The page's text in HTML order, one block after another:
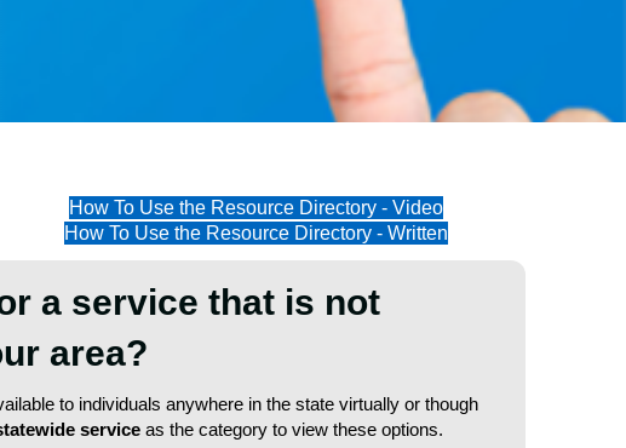
How To Use the Resource Directory - Video
How To Use the Resource Directory - Written
a service that is not
area?
to individuals anywhere in the state virtually or though
serviceas the category to view these options.